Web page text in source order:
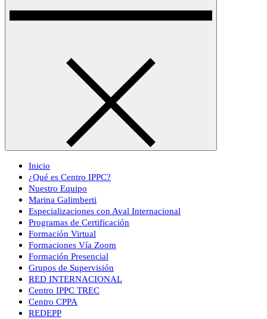
Inicio
¿Qué es Centro IPPC?
Nuestro Equipo
Marina Galimberti
Especializaciones con Aval Internacional
Programas de Certificación
Formación Virtual
Formaciones Vía Zoom
Formación Presencial
Grupos de Supervisión
RED INTERNACIONAL
Centro IPPC TREC
Centro CPPA
REDEPP